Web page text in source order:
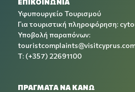
ΕΠΙΚΟΙΝΩΝΙΑ
Υφυπουργείο Τουρισμού
Για τουριστική πληροφόρηση:
Υποβολή παραπόνων:
T: (+357) 22691100
ΠΡΑΓΜΑΤΑ ΝΑ ΚΑΝΩ